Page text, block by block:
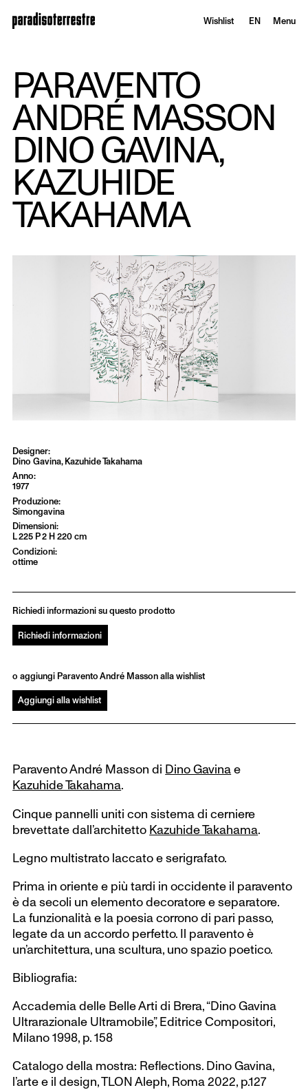
Wishlist EN Menu
PARAVENTO
ANDRÉ MASSON
DINO GAVINA,
KAZUHIDE
TAKAHAMA
Dino Gavina, Kazuhide Takahama
1977
Simongavina
L 225 P 2 H 220 cm
ottime
Richiedi informazioni su questo prodotto
Richiedi informazioni
o aggiungi Paravento André Masson alla wishlist
Aggiungi alla wishlist
Paravento André Masson di Dino Gavinae
Kazuhide Takahama.
Cinque pannelli uniti con sistema di cerniere
brevettate dall’architetto Kazuhide Takahama.
Legno multistrato laccato e serigrafato.
Prima in oriente e più tardi in occidente il paravento
è da secoli un elemento decoratore e separatore.
La funzionalità e la poesia corrono di pari passo,
legate da un accordo perfetto. Il paravento è
un’architettura, una scultura, uno spazio poetico.
Bibliografia:
Accademia delle Belle Arti di Brera, “Dino Gavina
Ultrarazionale Ultramobile”, Editrice Compositori,
Milano 1998, p. 158
Catalogo della mostra: Reflections. Dino Gavina,
l’arte e il design, TLON Aleph, Roma 2022, p.127